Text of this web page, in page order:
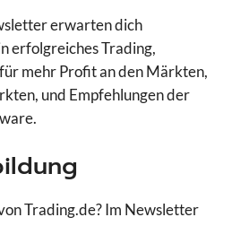
erwarten dich
erfolgreiches Trading,
mehr Profit an den Märkten,
und Empfehlungen der
Trading.de? Im Newsletter